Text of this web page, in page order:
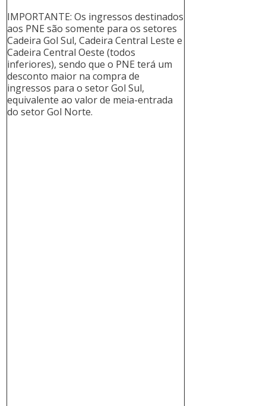
IMPORTANTE: Os ingressos destinados
aos PNE são somente para os setores
Cadeira Gol Sul, Cadeira Central Leste e
Cadeira Central Oeste (todos
inferiores), sendo que o PNE terá um
desconto maior na compra de
ingressos para o setor Gol Sul,
equivalente ao valor de meia-entrada
do setor Gol Norte.